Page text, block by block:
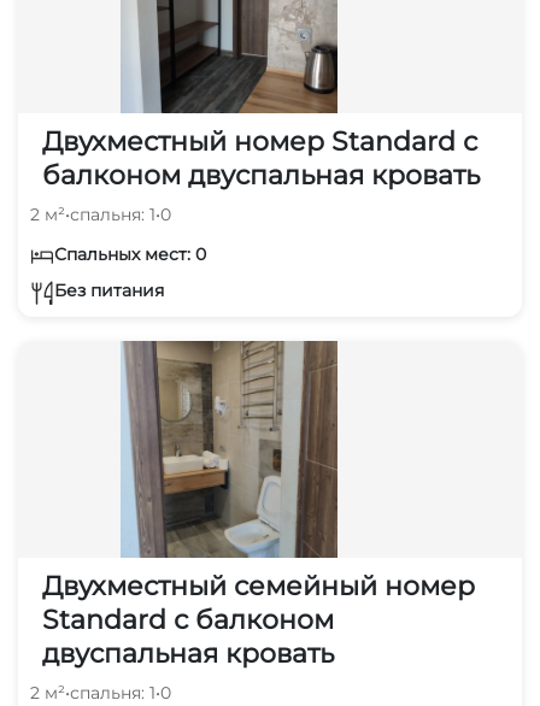
Двухместный номер Standard с
балконом двуспальная кровать
2 м²•спальня: 1•0
Спальных мест: 0
Без питания
Двухместный семейный номер
Standard с балконом
двуспальная кровать
2 м²•спальня: 1•0